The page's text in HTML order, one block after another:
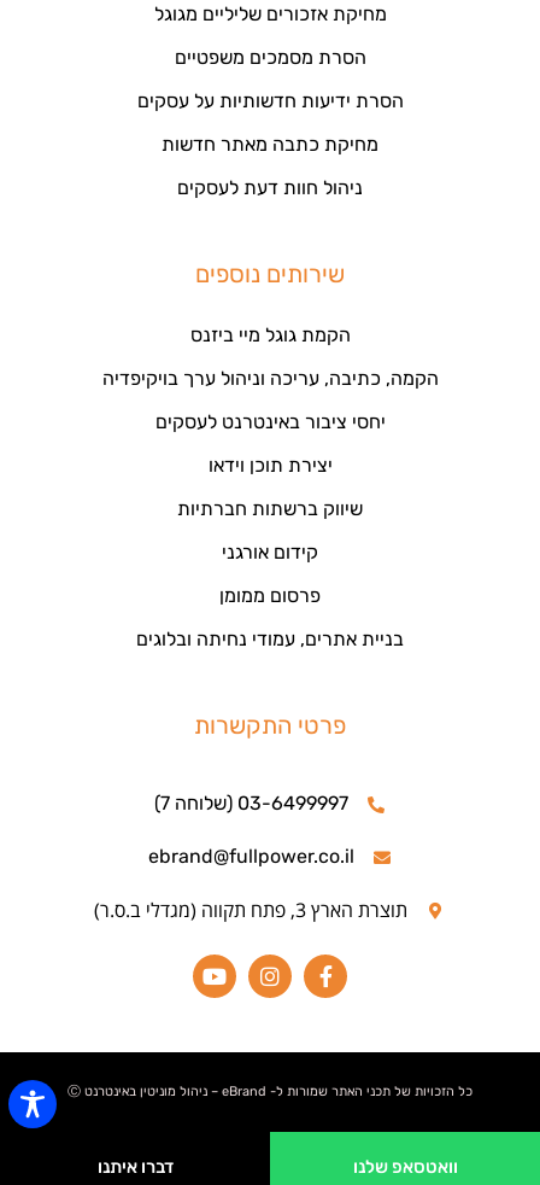
וואטסאפ שלנו דברו איתנו
מחיקת אזכורים שליליים מגוגל
הסרת מסמכים משפטיים
הסרת ידיעות חדשותיות על עסקים
מחיקת כתבה מאתר חדשות
ניהול חוות דעת לעסקים
שירותים נוספים
הקמת גוגל מיי ביזנס
הקמה, כתיבה, עריכה וניהול ערך בויקיפדיה
יחסי ציבור באינטרנט לעסקים
יצירת תוכן וידאו
שיווק ברשתות חברתיות
קידום אורגני
פרסום ממומן
בניית אתרים, עמודי נחיתה ובלוגים
פרטי התקשרות
03-6499997 (שלוחה 7)
ebrand@fullpower.co.il
תוצרת הארץ 3, פתח תקווה (מגדלי ב.ס.ר)
כל הזכויות של תכני האתר שמורות ל- eBrand – ניהול מוניטין באינטרנט Ⓒ